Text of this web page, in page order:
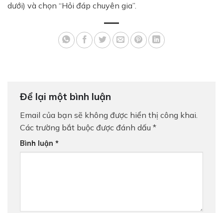
dưới) và chọn “Hỏi đáp chuyên gia”.
Để lại một bình luận
Email của bạn sẽ không được hiển thị công khai.
Các trường bắt buộc được đánh dấu *
Bình luận *